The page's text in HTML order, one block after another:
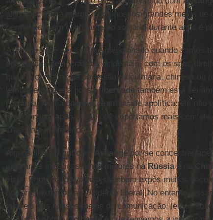
algo noticiado à margem dos nossos grandes meios
permanecer em confinamento solitário durante anos é
Assange deve ser sempre mencionado quando somos
sociedades democráticas ocidentais, com os seus
quando criticamos a opressão muçulmana, chinesa ou
lembrete de que a nossaliberdadetambém está
portanto, vítima da nova neutralidade apolítica: ele não
mencionado, apenas não nos importamos mais com
crescente indiferença.
Alguns liberais criticamAssangepor se concentrar
ignorar as injustiças ainda maiores naRússiae na
vista. Primeiro, o Wikileakstambém expôs muitos
horrores externos ao Ocidente liberal. No entanto,
visíveis nos nossos meios de comunicação, lemos